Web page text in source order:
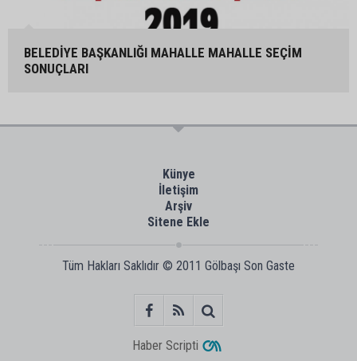
BELEDİYE BAŞKANLIĞI MAHALLE MAHALLE SEÇİM
SONUÇLARI
Künye
İletişim
Arşiv
Sitene Ekle
Tüm Hakları Saklıdır © 2011 Gölbaşı Son Gaste
Haber Scripti